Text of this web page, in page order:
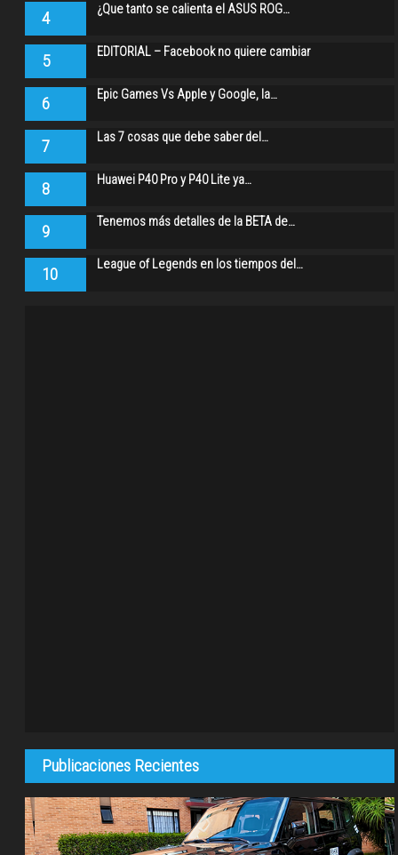
4 ¿Que tanto se calienta el ASUS ROG…
5 EDITORIAL – Facebook no quiere cambiar
6 Epic Games Vs Apple y Google, la…
7 Las 7 cosas que debe saber del…
8 Huawei P40 Pro y P40 Lite ya…
9 Tenemos más detalles de la BETA de…
10 League of Legends en los tiempos del…
Publicaciones Recientes